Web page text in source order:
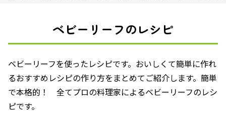
ベビーリーフのレシピ
ベビーリーフを使ったレシピです。おいしくて簡単に作れ
るおすすめレシピの作り方をまとめてご紹介します。簡単
で本格的！ 全てプロの料理家によるベビーリーフのレシ
ピです。